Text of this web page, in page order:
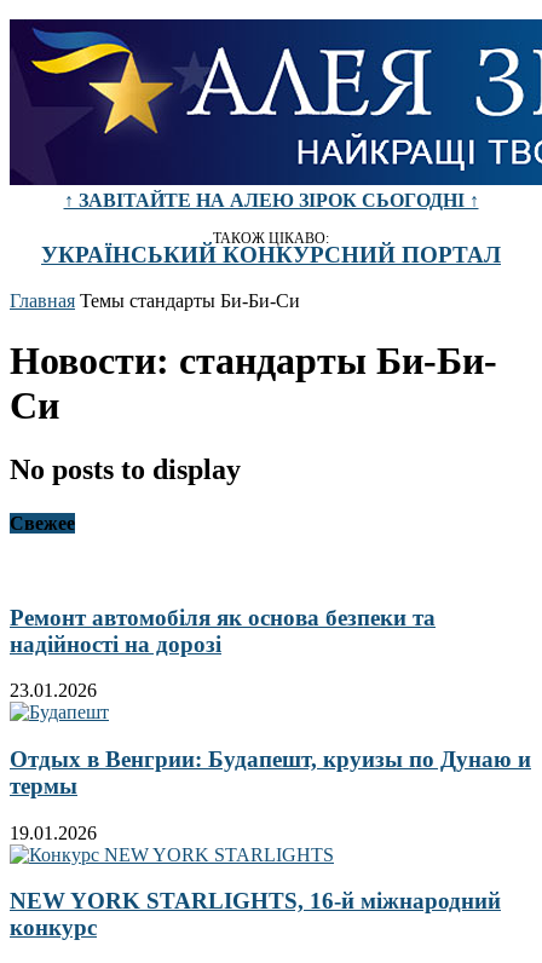
↑ ЗАВІТАЙТЕ НА АЛЕЮ ЗІРОК СЬОГОДНІ ↑
ТАКОЖ ЦІКАВО:
УКРАЇНСЬКИЙ КОНКУРСНИЙ ПОРТАЛ
Главная Темы стандарты Би-Би-Си
Новости: стандарты Би-Би-
Си
No posts to display
Свежее
Ремонт автомобіля як основа безпеки та
надійності на дорозі
23.01.2026
Отдых в Венгрии: Будапешт, круизы по Дунаю и
термы
19.01.2026
NEW YORK STARLIGHTS, 16-й міжнародний
конкурс